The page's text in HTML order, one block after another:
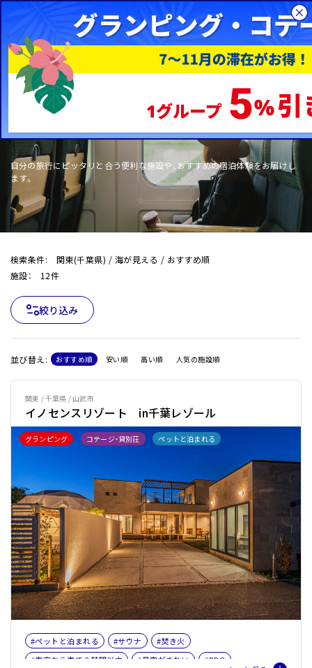
総合旅行サイトHIS
自分の旅行にピッタリと合う便利な施設や、おすすめの宿泊体験をお届けし
ます。
検索条件: 関東(千葉県) / 海が見える / おすすめ順
施設： 12件
絞り込み
並び替え: おすすめ順 安い順 高い順 人気の施設順
グランピング コテージ・貸別荘 ペットと泊まれる
関東 / 千葉県 / 山武市
イノセンスリゾート in千葉レゾール
#ペットと泊まれる #サウナ
#焚き火
#東京から車で３時間以内
#星空がきれい
#BBQ